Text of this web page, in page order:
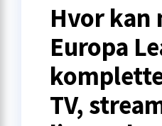
Hvor kan
Europa
TV,